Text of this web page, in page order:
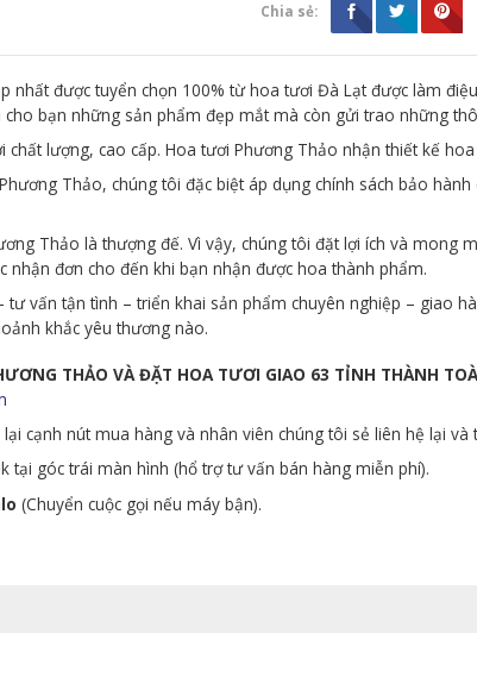
Chia sẻ:
nhất được tuyển chọn 100% từ hoa tươi Đà Lạt được làm
bạn những sản phẩm đẹp mắt mà còn gửi trao những
lượng, cao cấp. Hoa tươi Phương Thảo nhận thiết kế
Thảo, chúng tôi đặc biệt áp dụng chính sách bảo
Thảo là thượng đế. Vì vậy, chúng tôi đặt lợi ích và mong
đơn cho đến khi bạn nhận được hoa thành phẩm.
tư vấn tận tình – triển khai sản phẩm chuyên nghiệp – giao
khắc yêu thương nào.
THẢO VÀ ĐẶT HOA TƯƠI GIAO 63 TỈNH THÀNH
cạnh nút mua hàng và nhân viên chúng tôi sẻ liên hệ lại và
tại góc trái màn hình (hổ trợ tư vấn bán hàng miễn phí).
(Chuyển cuộc gọi nếu máy bận).